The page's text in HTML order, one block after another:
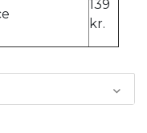
139
kr.